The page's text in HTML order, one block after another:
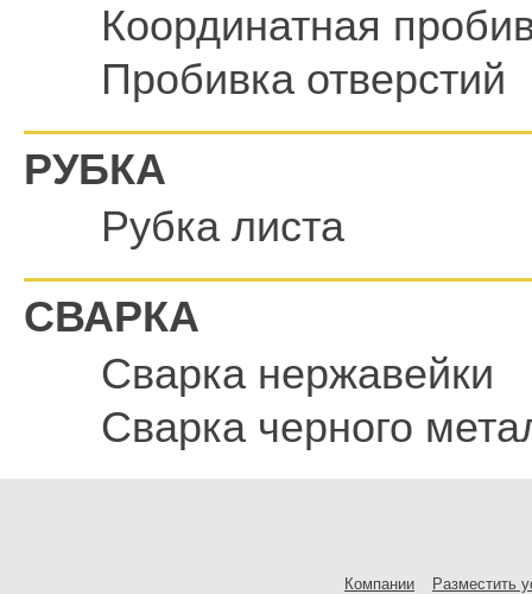
Координатная
Пробивка отверстий
РУБКА
Рубка листа
СВАРКА
Сварка нержавейки
Сварка черного
Компании
Разместить